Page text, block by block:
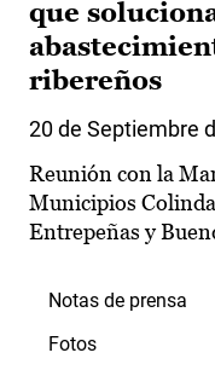
que
ribereños
20 de Septiembre
Reunión con la
Municipios
Entrepeñas y
Notas de prensa
Fotos